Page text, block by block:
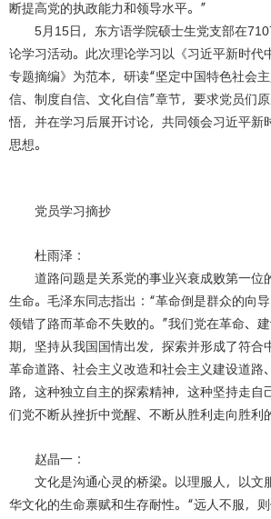
断提高党的执政能力和领导水平。”
5月 15日，东方语学院硕士生党支部在
论学习活动。此次理论学习以《习近平新时代
专题摘编》为范本，研读“坚定中国特色社会
信、制度自信、文化自信”章节，要求党员们
悟，并在学习后展开讨论，共同领会习近平新
思想。
党员学习摘抄
杜雨泽：
道路问题是关系党的事业兴衰成败第一位
生命。毛泽东同志指出：“革命倒是群众的向
领错了路而革命不失败的。”我们党在革命、
期，坚持从我国国情出发，探索并形成了符合
革命道路、社会主义改造和社会主义建设道路
路，这种独立自主的探索精神，这种坚持走自
们党不断从挫折中觉醒、不断从胜利走向胜利
赵晶一：
文化是沟通心灵的桥梁。以理服人，以文
华文化的生命禀赋和生存耐性。“远人不服，